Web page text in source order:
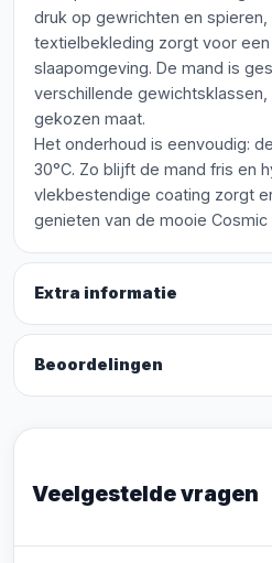
druk op gewrichten en
textielbekleding zorgt voor
slaapomgeving. De mand is
verschillende gewichtsklassen,
gekozen maat.
Het onderhoud is eenvoudig:
30°C. Zo blijft de mand fris en
vlekbestendige coating zorgt
genieten van de mooie Cosmic
Extra informatie
Beoordelingen
Veelgestelde vragen